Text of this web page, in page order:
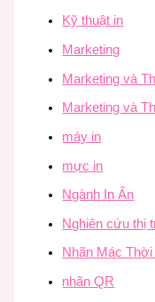
Kỹ thuật in
Marketing
Marketing và
Marketing và
máy in
mực in
Ngành In Ấn
Nghiên cứu thị
Nhãn Mác Thời
nhãn QR